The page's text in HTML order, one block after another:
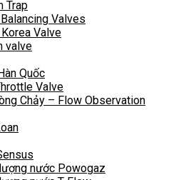
Trap
Valves
Valve
valve
Quốc
Valve
Chảy – Flow Observation
nước Powogaz